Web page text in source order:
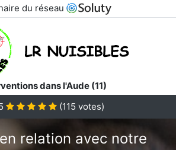
du réseau
dans l'Aude (11)
(115 votes)
relation avec notre